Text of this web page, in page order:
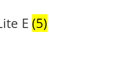
E (5)